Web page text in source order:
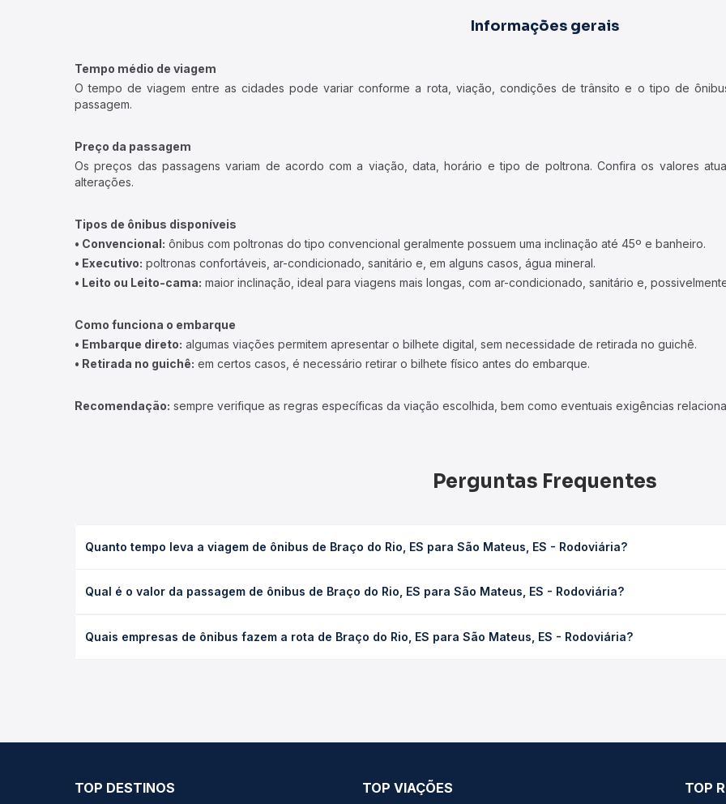
Informações gerais
Tempo médio de viagem
O tempo de viagem entre as cidades pode variar conforme a rota, viação, condições de trânsito e o tipo de
passagem.
Preço da passagem
Os preços das passagens variam de acordo com a viação, data, horário e tipo de poltrona. Confira os valores
alterações.
Tipos de ônibus disponíveis
• Convencional: ônibus com poltronas do tipo convencional geralmente possuem uma inclinação até 45º e banheiro.
• Executivo: poltronas confortáveis, ar-condicionado, sanitário e, em alguns casos, água mineral.
• Leito ou Leito-cama: maior inclinação, ideal para viagens mais longas, com ar-condicionado, sanitário e,
Como funciona o embarque
• Embarque direto: algumas viações permitem apresentar o bilhete digital, sem necessidade de retirada no guichê.
• Retirada no guichê: em certos casos, é necessário retirar o bilhete físico antes do embarque.
Recomendação: sempre verifique as regras específicas da viação escolhida, bem como eventuais exigências
Perguntas Frequentes
Quanto tempo leva a viagem de ônibus de Braço do Rio, ES para São Mateus, ES - Rodoviária?
executivo ou leito) e as condições de tráfego. Na Quero Passagem você consulta os horários disponíveis e vê a
Qual é o valor da passagem de ônibus de Braço do Rio, ES para São Mateus, ES - Rodoviária?
poltrona e a antecedência da compra. Na Quero Passagem você compara os preços de todas as viações em tempo
Quais empresas de ônibus fazem a rota de Braço do Rio, ES para São Mateus, ES - Rodoviária?
TOP DESTINOS TOP VIAÇÕES TOP